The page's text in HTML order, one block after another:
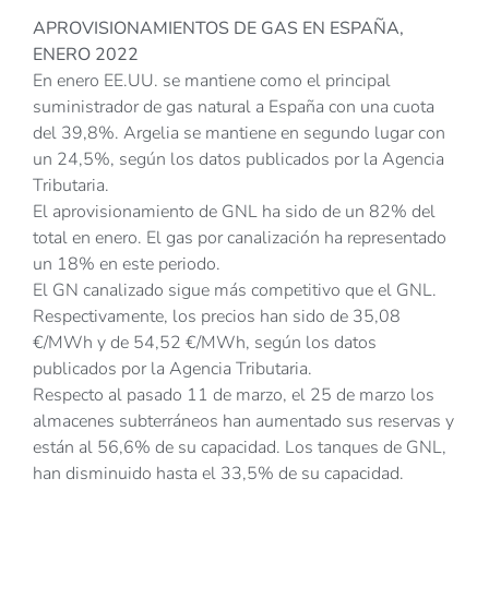
APROVISIONAMIENTOS DE GAS EN ESPAÑA,
ENERO 2022
En enero EE.UU. se mantiene como el principal
suministrador de gas natural a España con una cuota
del 39,8%. Argelia se mantiene en segundo lugar con
un 24,5%, según los datos publicados por la Agencia
Tributaria.
El aprovisionamiento de GNL ha sido de un 82% del
total en enero. El gas por canalización ha representado
un 18% en este periodo.
El GN canalizado sigue más competitivo que el GNL.
Respectivamente, los precios han sido de 35,08
€/MWh y de 54,52 €/MWh, según los datos
publicados por la Agencia Tributaria.
Respecto al pasado 11 de marzo, el 25 de marzo los
almacenes subterráneos han aumentado sus reservas y
están al 56,6% de su capacidad. Los tanques de GNL,
han disminuido hasta el 33,5% de su capacidad.